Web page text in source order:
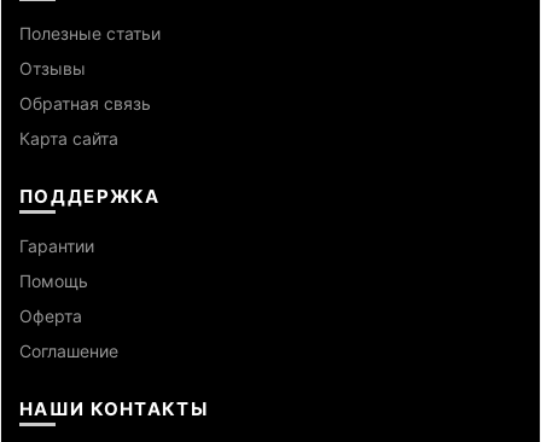
Полезные статьи
Отзывы
Обратная связь
Карта сайта
ПОДДЕРЖКА
Гарантии
Помощь
Оферта
Cоглашение
НАШИ КОНТАКТЫ